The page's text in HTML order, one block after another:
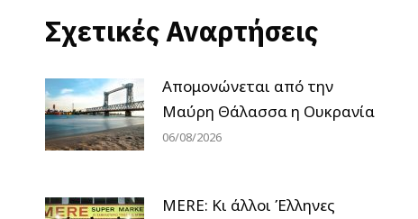
Σχετικές Αναρτήσεις
Απομονώνεται από την
Μαύρη Θάλασσα η Ουκρανία
06/08/2026
MERE: Κι άλλοι Έλληνες